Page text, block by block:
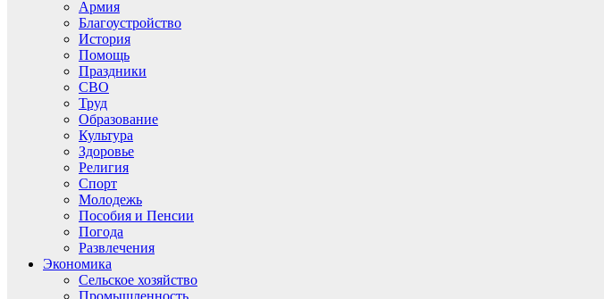
Армия
Благоустройство
История
Помощь
Праздники
СВО
Труд
Образование
Культура
Здоровье
Религия
Спорт
Молодежь
Пособия и Пенсии
Погода
Развлечения
Экономика
Сельское хозяйство
Промышленность